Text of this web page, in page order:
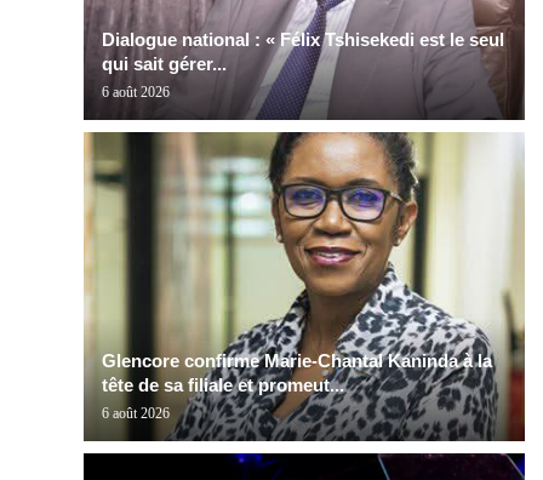
Dialogue national : « Félix Tshisekedi est le seul
qui sait gérer...
6 août 2026
Glencore confirme Marie-Chantal Kaninda à la
tête de sa filiale et promeut...
6 août 2026